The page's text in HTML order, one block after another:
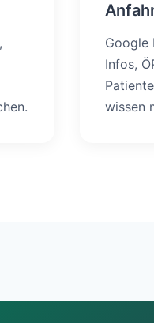
Google
Infos,
wissen